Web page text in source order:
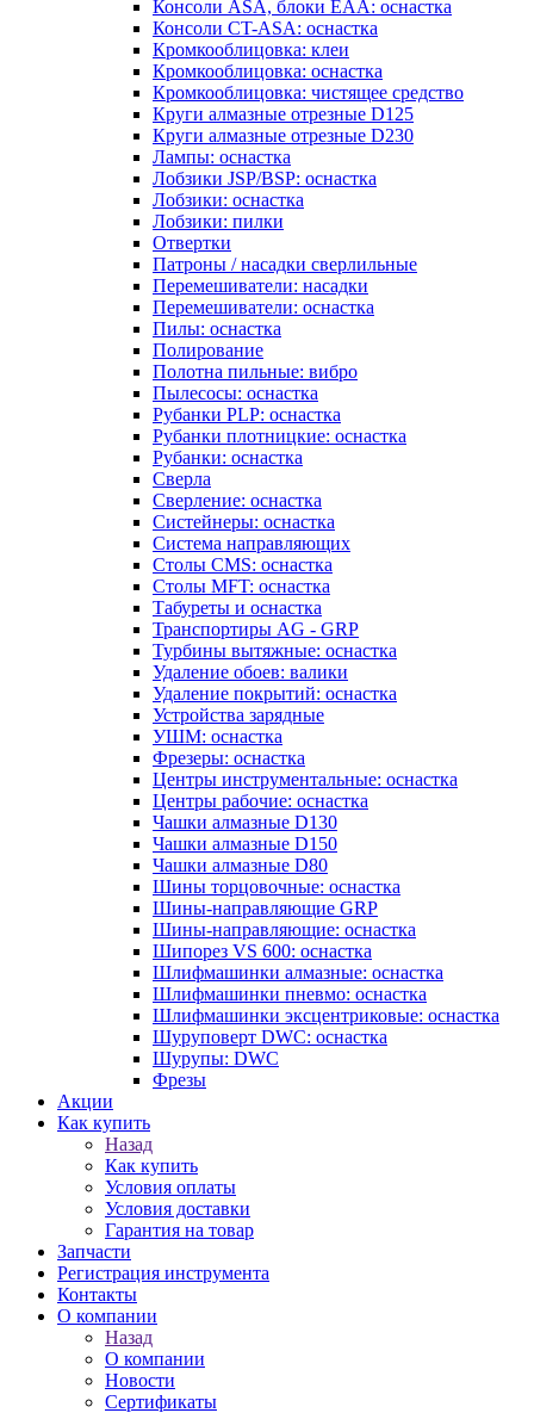
Консоли ASA, блоки EAA: оснастка
Консоли CT-ASA: оснастка
Кромкооблицовка: клеи
Кромкооблицовка: оснастка
Кромкооблицовка: чистящее средство
Круги алмазные отрезные D125
Круги алмазные отрезные D230
Лампы: оснастка
Лобзики JSP/BSP: оснастка
Лобзики: оснастка
Лобзики: пилки
Отвертки
Патроны / насадки сверлильные
Перемешиватели: насадки
Перемешиватели: оснастка
Пилы: оснастка
Полирование
Полотна пильные: вибро
Пылесосы: оснастка
Рубанки PLP: оснастка
Рубанки плотницкие: оснастка
Рубанки: оснастка
Сверла
Сверление: оснастка
Систейнеры: оснастка
Система направляющих
Столы CMS: оснастка
Столы MFT: оснастка
Табуреты и оснастка
Транспортиры AG - GRP
Турбины вытяжные: оснастка
Удаление обоев: валики
Удаление покрытий: оснастка
Устройства зарядные
УШМ: оснастка
Фрезеры: оснастка
Центры инструментальные: оснастка
Центры рабочие: оснастка
Чашки алмазные D130
Чашки алмазные D150
Чашки алмазные D80
Шины торцовочные: оснастка
Шины-направляющие GRP
Шины-направляющие: оснастка
Шипорез VS 600: оснастка
Шлифмашинки алмазные: оснастка
Шлифмашинки пневмо: оснастка
Шлифмашинки эксцентриковые: оснастка
Шуруповерт DWC: оснастка
Шурупы: DWC
Фрезы
Акции
Как купить
Назад
Как купить
Условия оплаты
Условия доставки
Гарантия на товар
Запчасти
Регистрация инструмента
Контакты
О компании
Назад
О компании
Новости
Сертификаты